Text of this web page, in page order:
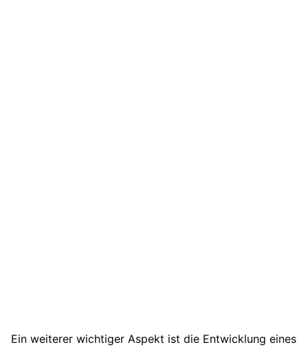
Ein weiterer wichtiger Aspekt ist die Entwicklung eines